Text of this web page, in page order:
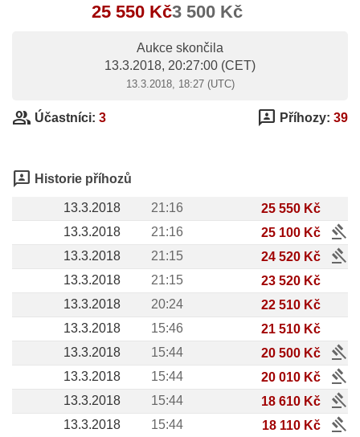
25 550 Kč3 500 Kč
Aukce skončila
13.3.2018, 20:27:00 (CET)
13.3.2018, 18:27 (UTC)
group Účastníci: 3 3p Příhozy: 39
3p Historie příhozů
13.3.2018 21:16
25 550 Kč
13.3.2018
21:16 25 100 Kč gavel
13.3.2018 21:15 24 520 Kč gavel
13.3.2018 21:15
23 520 Kč
13.3.2018
20:24
22 510 Kč
13.3.2018
15:46
21 510 Kč
13.3.2018
15:44 20 500 Kč gavel
13.3.2018 15:44 20 010 Kč gavel
13.3.2018 15:44 18 610 Kč gavel
13.3.2018 15:44 18 110 Kč
gavel